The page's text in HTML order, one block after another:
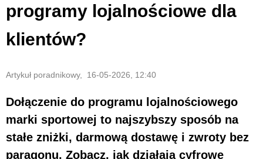
programy lojalnościowe dla
klientów?
Artykuł poradnikowy, 16-05-2026, 12:40
Dołączenie do programu lojalnościowego
marki sportowej to najszybszy sposób na
stałe zniżki, darmową dostawę i zwroty bez
paragonu. Zobacz, jak działają cyfrowe